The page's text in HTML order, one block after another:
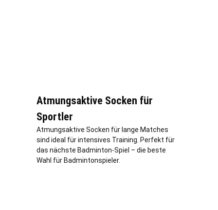
Atmungsaktive Socken für
Sportler
Atmungsaktive Socken für lange Matches
sind ideal für intensives Training. Perfekt für
das nächste Badminton-Spiel – die beste
Wahl für Badmintonspieler.